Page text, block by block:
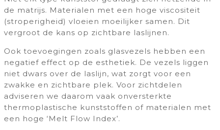
de matrijs. Materialen met een hoge viscositeit
(stroperigheid) vloeien moeilijker samen. Dit
vergroot de kans op zichtbare laslijnen.
Ook toevoegingen zoals glasvezels hebben een
negatief effect op de esthetiek. De vezels liggen
niet dwars over de laslijn, wat zorgt voor een
zwakke en zichtbare plek. Voor zichtdelen
adviseren we daarom vaak onversterkte
thermoplastische kunststoffen of materialen met
een hoge ‘Melt Flow Index’.